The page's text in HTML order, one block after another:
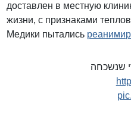
доставлен в местную
жизни, с признаками
Медики пытались
אחרי שנשכחה